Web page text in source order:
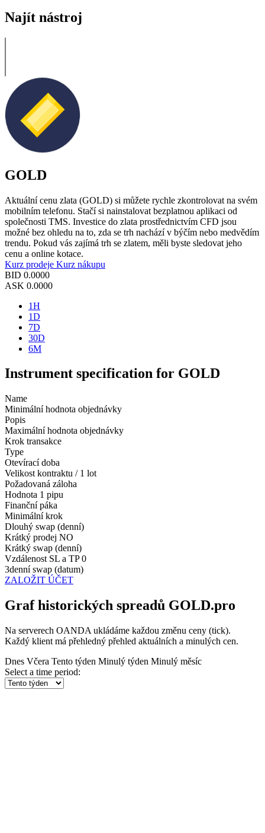
Najít nástroj
GOLD
Aktuální cenu zlata (GOLD) si můžete rychle zkontrolovat na svém
mobilním telefonu. Stačí si nainstalovat bezplatnou aplikaci od
společnosti TMS. Investice do zlata prostřednictvím CFD jsou
možné bez ohledu na to, zda se trh nachází v býčím nebo medvědím
trendu. Pokud vás zajímá trh se zlatem, měli byste sledovat jeho
cenu a online kotace.
Kurz prodeje Kurz nákupu
BID 0.0000
ASK 0.0000
1H
1D
7D
30D
6M
Instrument specification for GOLD
Name
Minimální hodnota objednávky
Popis
Maximální hodnota objednávky
Krok transakce
Type
Otevírací doba
Velikost kontraktu / 1 lot
Požadovaná záloha
Hodnota 1 pipu
Finanční páka
Minimální krok
Dlouhý swap (denní)
Krátký prodej NO
Krátký swap (denní)
Vzdálenost SL a TP 0
3denní swap (datum)
ZALOŽIT ÚČET
Graf historických spreadů GOLD.pro
Na serverech OANDA ukládáme každou změnu ceny (tick).
Každý klient má přehledný přehled aktuálních a minulých cen.
Dnes Včera Tento týden Minulý týden Minulý měsíc
Select a time period: